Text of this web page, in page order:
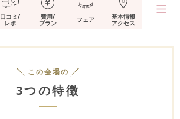
口コミ/
レポ
費用/
プラン フェア 基本情報
アクセス
この会場の
3つの特徴